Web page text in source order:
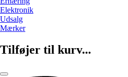
Elektronik
Udsalg
Mærker
Tilføjer til kurv...